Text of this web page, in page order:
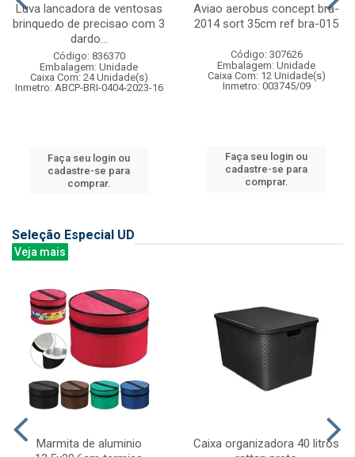
Luva lancadora de ventosas
brinquedo de precisao com 3
dardo...
Código: 836370
Embalagem: Unidade
Caixa Com: 24 Unidade(s)
Inmetro: ABCP-BRI-0404-2023-16
Faça seu login ou
cadastre-se para
comprar.
Aviao aerobus concept bra-
2014 sort 35cm ref bra-015
Código: 307626
Embalagem: Unidade
Caixa Com: 12 Unidade(s)
Inmetro: 003745/09
Faça seu login ou
cadastre-se para
comprar.
Seleção Especial UD
Veja mais
Marmita de aluminio
Caixa organizadora 40 litros